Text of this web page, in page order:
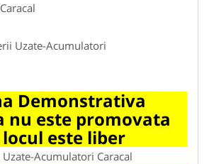
Uzate-Acumulatori
Demonstrativa
nu este promovata
este liber
Acumulatori Caracal